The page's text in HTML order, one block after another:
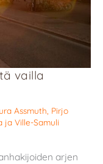
vailla
Assmuth Pirjo
ja Ville-Samuli
arjen